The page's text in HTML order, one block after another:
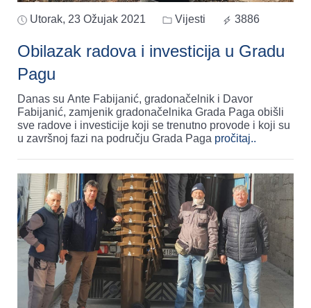
Utorak, 23 Ožujak 2021 Vijesti 3886
Obilazak radova i investicija u Gradu
Pagu
Danas su Ante Fabijanić, gradonačelnik i Davor
Fabijanić, zamjenik gradonačelnika Grada Paga obišli
sve radove i investicije koji se trenutno provode i koji su
u završnoj fazi na području Grada Paga pročitaj..